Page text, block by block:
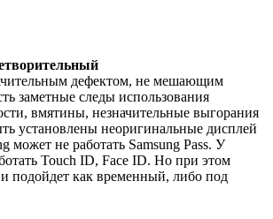
дефектом, не мешающим
заметные следы использования
вмятины, незначительные выгорания
установлены неоригинальные дисплей
может не работать Samsung Pass. У
Touch ID, Face ID. Но при этом
подойдет как временный, либо под